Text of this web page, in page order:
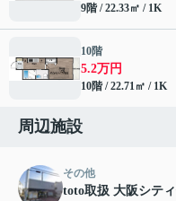
9階 / 22.33㎡ / 1K
10階
5.2万円
10階 / 22.71㎡ / 1K
周辺施設
その他
toto取扱 大阪シテ